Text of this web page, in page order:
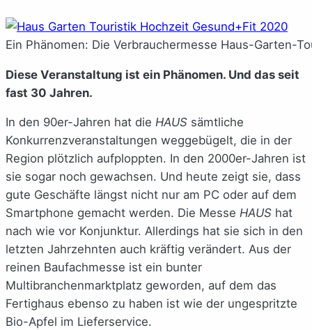
Ein Phänomen: Die Verbrauchermesse Haus-Garten-
Diese Veranstaltung ist ein Phänomen. Und das seit
fast 30 Jahren.
In den 90er-Jahren hat die HAUS sämtliche
Konkurrenzveranstaltungen weggebügelt, die in der
Region plötzlich aufploppten. In den 2000er-Jahren ist
sie sogar noch gewachsen. Und heute zeigt sie, dass
gute Geschäfte längst nicht nur am PC oder auf dem
Smartphone gemacht werden. Die Messe HAUS hat
nach wie vor Konjunktur. Allerdings hat sie sich in den
letzten Jahrzehnten auch kräftig verändert. Aus der
reinen Baufachmesse ist ein bunter
Multibranchenmarktplatz geworden, auf dem das
Fertighaus ebenso zu haben ist wie der ungespritzte
Bio-Apfel im Lieferservice.